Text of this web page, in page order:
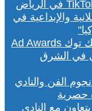
في ديسمبر القادم.. جوائز تيك توك Ad Awards
في الشرق
مع النادي